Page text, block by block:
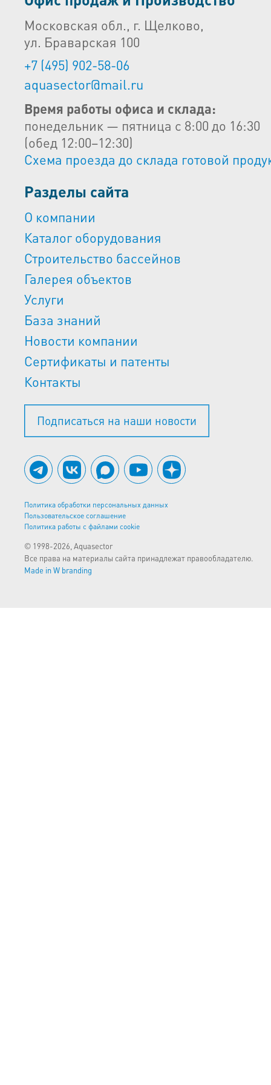
Московская обл., г. Щелково,
ул. Браварская 100
+7 (495) 902-58-06
aquasector@mail.ru
Время работы офиса и склада:
понедельник — пятница с 8:00 до 16:30
(обед 12:00–12:30)
Схема проезда до склада готовой
Разделы сайта
О компании
Каталог оборудования
Строительство бассейнов
Галерея объектов
Услуги
База знаний
Новости компании
Сертификаты и патенты
Контакты
Подписаться на наши новости
Политика обработки персональных данных
Пользовательское соглашение
Политика работы с файлами cookie
© 1998-2026, Aquasector
Все права на материалы сайта принадлежат правообладателю.
Made in W branding